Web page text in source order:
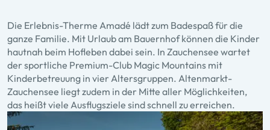
Die Erlebnis-Therme Amadé lädt zum Badespaß für die
ganze Familie. Mit Urlaub am Bauernhof können die Kinder
hautnah beim Hofleben dabei sein. In Zauchensee wartet
der sportliche Premium-Club Magic Mountains mit
Kinderbetreuung in vier Altersgruppen. Altenmarkt-
Zauchensee liegt zudem in der Mitte aller Möglichkeiten,
das heißt viele Ausflugsziele sind schnell zu erreichen.